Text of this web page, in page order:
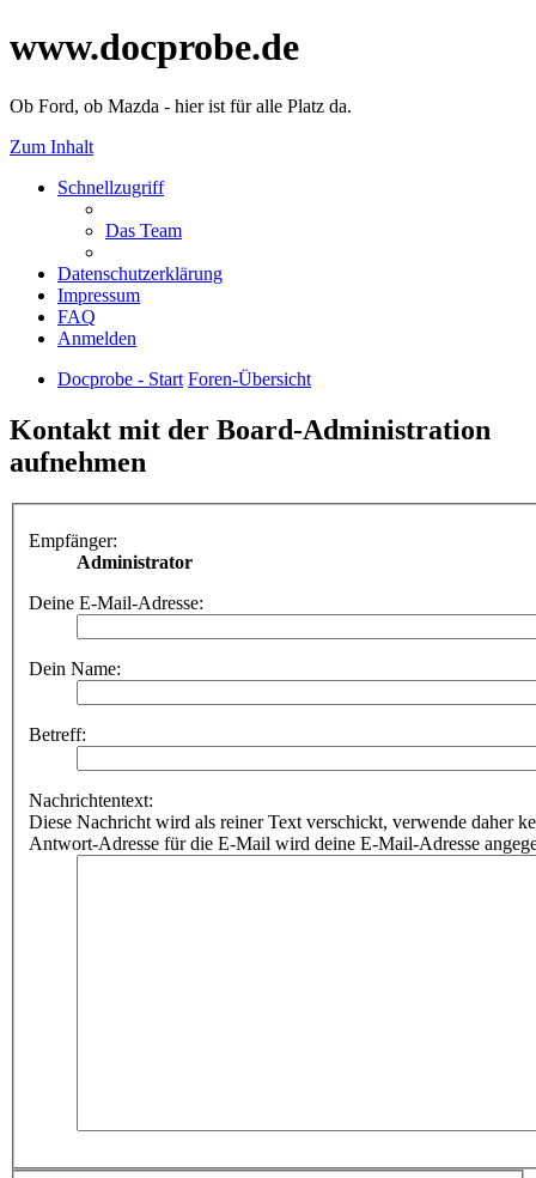
www.docprobe.de
Ob Ford, ob Mazda - hier ist für alle Platz da.
Zum Inhalt
Schnellzugriff
Das Team
Datenschutzerklärung
Impressum
FAQ
Anmelden
Docprobe - Start Foren-Übersicht
Kontakt mit der Board-Administration
aufnehmen
Empfänger:
Administrator
Deine E-Mail-Adresse:
Dein Name:
Betreff:
Nachrichtentext:
Diese Nachricht wird als reiner Text verschickt, verwende daher
Antwort-Adresse für die E-Mail wird deine E-Mail-Adresse